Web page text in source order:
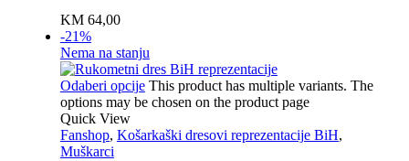
KM64,00
-21%
Nema na stanju
Odaberi opcije This product has multiple variants. The
options may be chosen on the product page
Quick View
Fanshop, Košarkaški dresovi reprezentacije BiH,
Muškarci